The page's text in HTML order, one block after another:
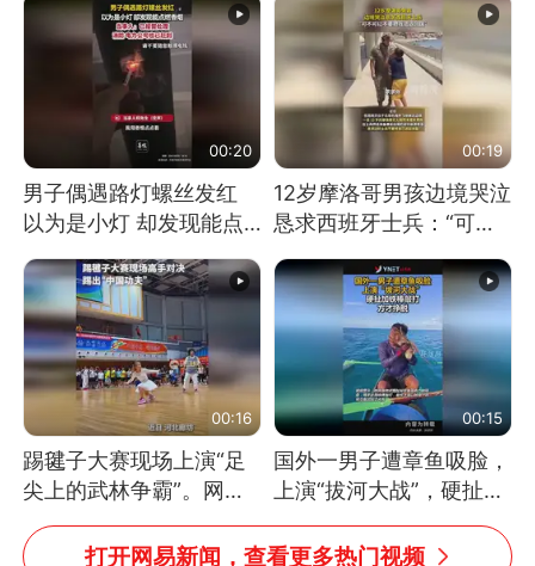
消息）
00:20
男子偶遇路灯螺丝发红
以为是小灯 却发现能点
燃香烟 当事人：已报警
处理
00:19
12岁摩洛哥男孩边境哭泣
恳求西班牙士兵：“可不
可以不要把我遣返回国”
00:16
踢毽子大赛现场上演“足
尖上的武林争霸”。网
友：这哪是踢毽子，分明
是武侠片现场！#睡个好
00:15
国外一男子遭章鱼吸脸，
上演“拔河大战”，硬扯加
铁棒敲打方才挣脱
打开网易新闻，查看更多热门视频